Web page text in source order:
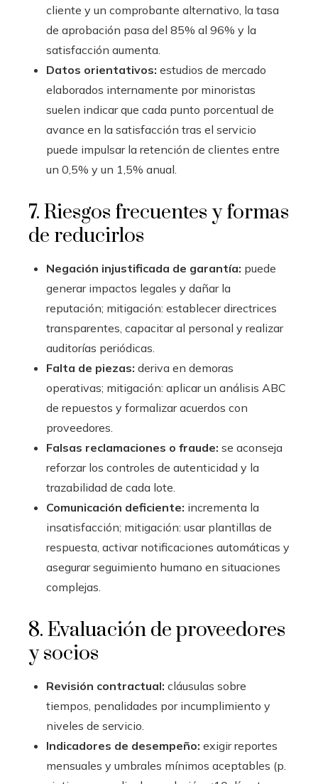
cliente y un comprobante alternativo, la tasa
de aprobación pasa del 85% al 96% y la
satisfacción aumenta.
Datos orientativos: estudios de mercado
elaborados internamente por minoristas
suelen indicar que cada punto porcentual de
avance en la satisfacción tras el servicio
puede impulsar la retención de clientes entre
un 0,5% y un 1,5% anual.
7. Riesgos frecuentes y formas
de reducirlos
Negación injustificada de garantía: puede
generar impactos legales y dañar la
reputación; mitigación: establecer directrices
transparentes, capacitar al personal y realizar
auditorías periódicas.
Falta de piezas: deriva en demoras
operativas; mitigación: aplicar un análisis ABC
de repuestos y formalizar acuerdos con
proveedores.
Falsas reclamaciones o fraude: se aconseja
reforzar los controles de autenticidad y la
trazabilidad de cada lote.
Comunicación deficiente: incrementa la
insatisfacción; mitigación: usar plantillas de
respuesta, activar notificaciones automáticas y
asegurar seguimiento humano en situaciones
complejas.
8. Evaluación de proveedores
y socios
Revisión contractual: cláusulas sobre
tiempos, penalidades por incumplimiento y
niveles de servicio.
Indicadores de desempeño: exigir reportes
mensuales y umbrales mínimos aceptables (p.